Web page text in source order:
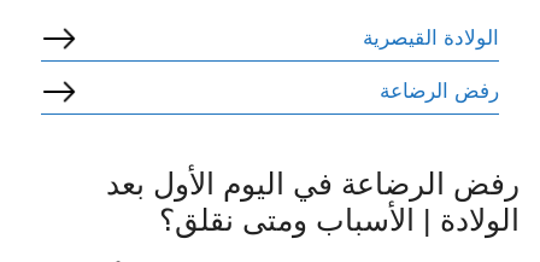
الولادة القيصرية
رفض الرضاعة
رفض الرضاعة في اليوم الأول بعد
الولادة | الأسباب ومتى نقلق؟